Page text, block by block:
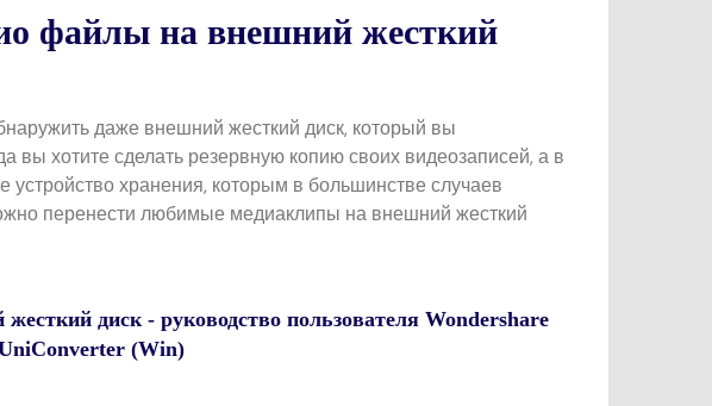
файлы на внешний жесткий
даже внешний жесткий диск, который вы
вы хотите сделать резервную копию своих видеозаписей, а в
хранения, которым в большинстве случаев
перенести любимые медиаклипы на внешний жесткий
диск - руководство пользователя Wondershare
(Win)